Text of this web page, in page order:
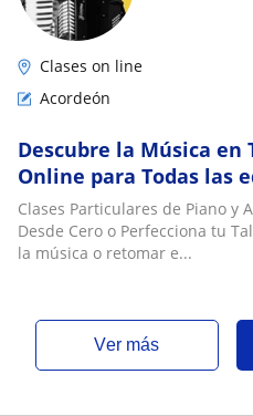
Clases on line
Acordeón
Descubre la Música en
Online para Todas las
Clases Particulares de Piano y
Desde Cero o Perfecciona tu
la música o retomar e...
ver más